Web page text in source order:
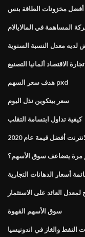
أفضل مخزونات الطاقة بنس
المساهمة في المالايالام
لديه معدل النسبة السنوية
هدف سعر السهم pxd
سعر بيتكوين نذل اليوم
كيفية تداول ابتسامة التقلب
أفضل قيمة عام 2020
مرة يتضاعف سوق الأسهم؟
أسعار الدهانات التجارية
العائد على الاستثمار
سوق الأسهم القهوة
النفط والغاز في اندونيسيا